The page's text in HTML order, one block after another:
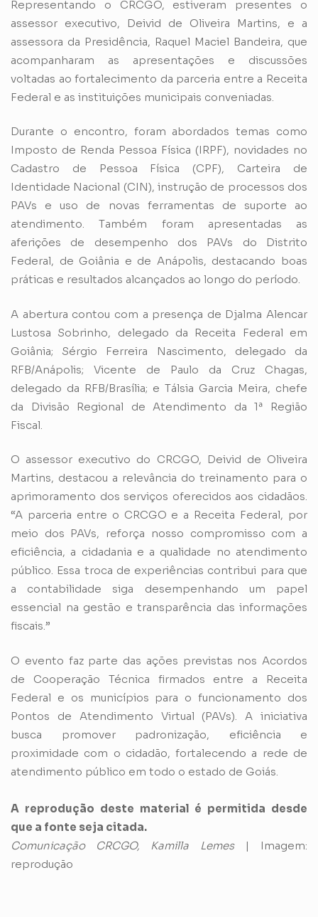
Representando o CRCGO, estiveram presentes o
assessor executivo, Deivid de Oliveira Martins, e a
assessora da Presidência, Raquel Maciel Bandeira, que
acompanharam as apresentações e discussões
voltadas ao fortalecimento da parceria entre a Receita
Federal e as instituições municipais conveniadas.
Durante o encontro, foram abordados temas como
Imposto de Renda Pessoa Física (IRPF), novidades no
Cadastro de Pessoa Física (CPF), Carteira de
Identidade Nacional (CIN), instrução de processos dos
PAVs e uso de novas ferramentas de suporte ao
atendimento. Também foram apresentadas as
aferições de desempenho dos PAVs do Distrito
Federal, de Goiânia e de Anápolis, destacando boas
práticas e resultados alcançados ao longo do período.
A abertura contou com a presença de Djalma Alencar
Lustosa Sobrinho, delegado da Receita Federal em
Goiânia; Sérgio Ferreira Nascimento, delegado da
RFB/Anápolis; Vicente de Paulo da Cruz Chagas,
delegado da RFB/Brasília; e Tálsia Garcia Meira, chefe
da Divisão Regional de Atendimento da 1ª Região
Fiscal.
O assessor executivo do CRCGO, Deivid de Oliveira
Martins, destacou a relevância do treinamento para o
aprimoramento dos serviços oferecidos aos cidadãos.
“A parceria entre o CRCGO e a Receita Federal, por
meio dos PAVs, reforça nosso compromisso com a
eficiência, a cidadania e a qualidade no atendimento
público. Essa troca de experiências contribui para que
a contabilidade siga desempenhando um papel
essencial na gestão e transparência das informações
fiscais.”
O evento faz parte das ações previstas nos Acordos
de Cooperação Técnica firmados entre a Receita
Federal e os municípios para o funcionamento dos
Pontos de Atendimento Virtual (PAVs). A iniciativa
busca promover padronização, eficiência e
proximidade com o cidadão, fortalecendo a rede de
atendimento público em todo o estado de Goiás.
A reprodução deste material é permitida desde
que a fonte seja citada.
Comunicação CRCGO, Kamilla Lemes| Imagem:
reprodução